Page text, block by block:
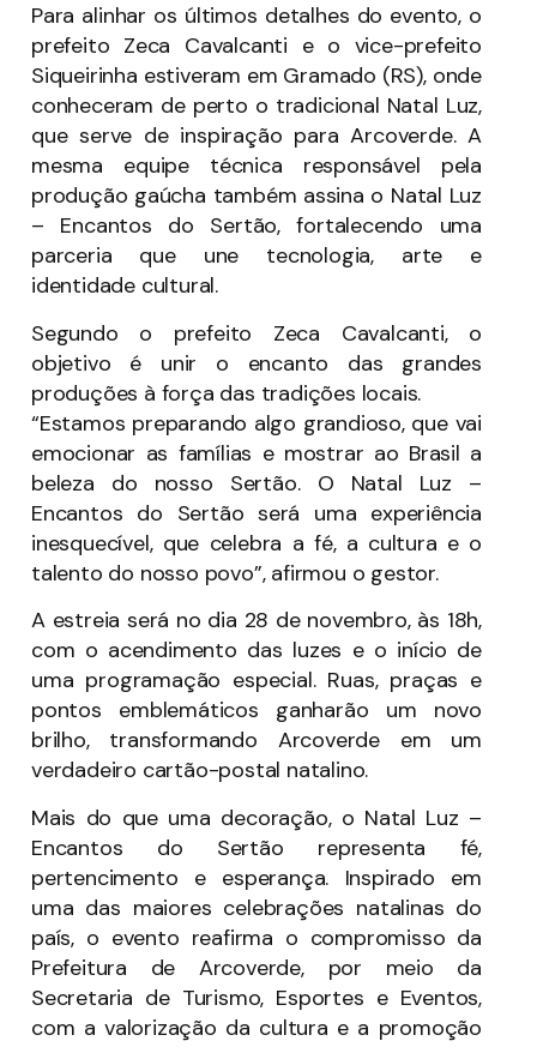
Para alinhar os últimos detalhes do evento, o
prefeito Zeca Cavalcanti e o vice-prefeito
Siqueirinha estiveram em Gramado (RS), onde
conheceram de perto o tradicional Natal Luz,
que serve de inspiração para Arcoverde. A
mesma equipe técnica responsável pela
produção gaúcha também assina o Natal Luz
– Encantos do Sertão, fortalecendo uma
parceria que une tecnologia, arte e
identidade cultural.
Segundo o prefeito Zeca Cavalcanti, o
objetivo é unir o encanto das grandes
produções à força das tradições locais.
“Estamos preparando algo grandioso, que vai
emocionar as famílias e mostrar ao Brasil a
beleza do nosso Sertão. O Natal Luz –
Encantos do Sertão será uma experiência
inesquecível, que celebra a fé, a cultura e o
talento do nosso povo”, afirmou o gestor.
A estreia será no dia 28 de novembro, às 18h,
com o acendimento das luzes e o início de
uma programação especial. Ruas, praças e
pontos emblemáticos ganharão um novo
brilho, transformando Arcoverde em um
verdadeiro cartão-postal natalino.
Mais do que uma decoração, o Natal Luz –
Encantos do Sertão representa fé,
pertencimento e esperança. Inspirado em
uma das maiores celebrações natalinas do
país, o evento reafirma o compromisso da
Prefeitura de Arcoverde, por meio da
Secretaria de Turismo, Esportes e Eventos,
com a valorização da cultura e a promoção